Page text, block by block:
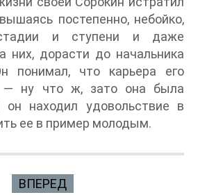
постепенно, небойко,
и ступени и даже
них, дорасти до начальника
понимал, что карьера его
— ну что ж, зато она была
он находил удовольствие в
ее в пример молодым.
ВПЕРЕД